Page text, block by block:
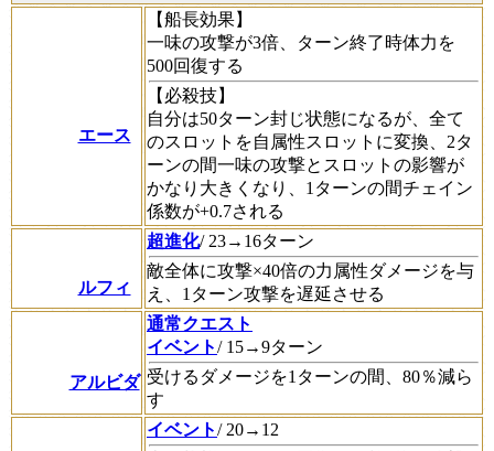
エース
【船長効果】
一味の攻撃が3倍、ターン終了時体力を
500回復する
【必殺技】
自分は50ターン封じ状態になるが、全て
のスロットを自属性スロットに変換、2タ
ーンの間一味の攻撃とスロットの影響が
かなり大きくなり、1ターンの間チェイン
係数が+0.7される
ルフィ
超進化/ 23→16ターン
敵全体に攻撃×40倍の力属性ダメージを与
え、1ターン攻撃を遅延させる
アルビダ
通常クエスト
イベント/ 15→9ターン
受けるダメージを1ターンの間、80％減ら
す
イベント/ 20→12